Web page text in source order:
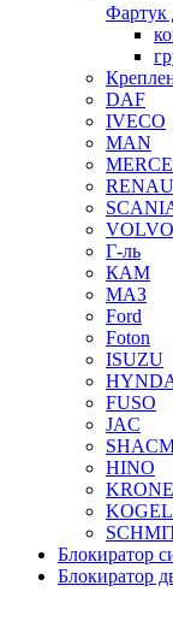
Фартук
DAF
IVECO
MAN
VOLVO
Г-ль
КАМ
МАЗ
Ford
Foton
ISUZU
FUSO
JAC
HINO
KRONE
KOGEL
Блокиратор
Блокиратор